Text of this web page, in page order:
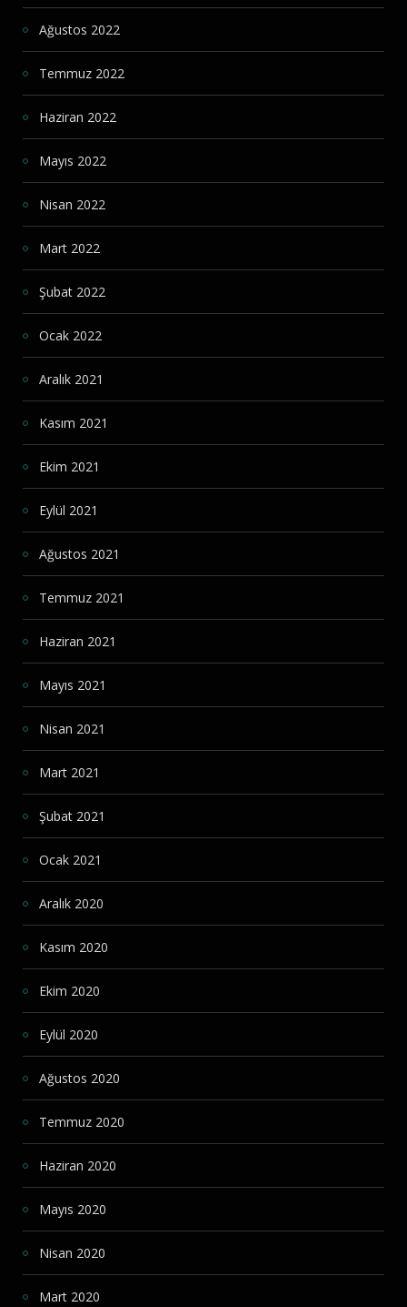
Ağustos 2022
Temmuz 2022
Haziran 2022
Mayıs 2022
Nisan 2022
Mart 2022
Şubat 2022
Ocak 2022
Aralık 2021
Kasım 2021
Ekim 2021
Eylül 2021
Ağustos 2021
Temmuz 2021
Haziran 2021
Mayıs 2021
Nisan 2021
Mart 2021
Şubat 2021
Ocak 2021
Aralık 2020
Kasım 2020
Ekim 2020
Eylül 2020
Ağustos 2020
Temmuz 2020
Haziran 2020
Mayıs 2020
Nisan 2020
Mart 2020